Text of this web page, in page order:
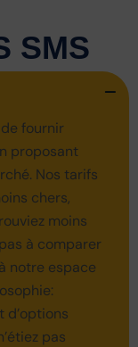
SMS
fournir
proposant
Nos tarifs
chers,
moins
à comparer
notre espace
d’options
pas